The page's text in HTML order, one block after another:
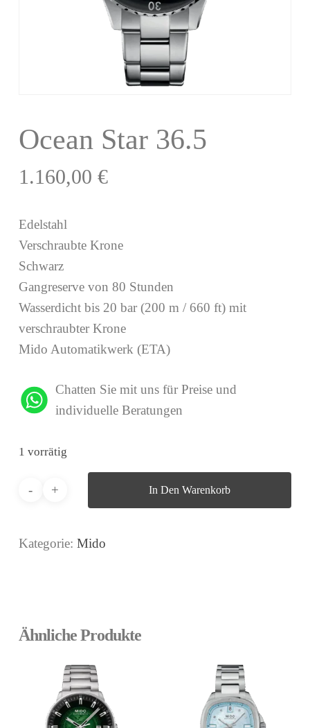
Ocean Star 36.5
1.160,00 €
Edelstahl
Verschraubte Krone
Schwarz
Gangreserve von 80 Stunden
Wasserdicht bis 20 bar (200 m / 660 ft) mit
verschraubter Krone
Mido Automatikwerk (ETA)
Chatten Sie mit uns für Preise und
individuelle Beratungen
1 vorrätig
In Den Warenkorb
Kategorie: Mido
Ähnliche Produkte